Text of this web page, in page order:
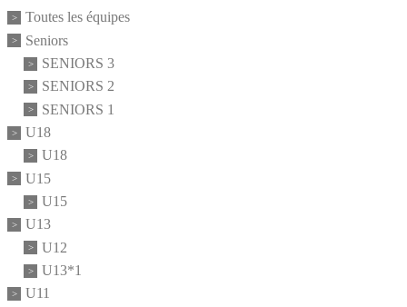
Toutes les équipes
Seniors
SENIORS 3
SENIORS 2
SENIORS 1
U18
U18
U15
U15
U13
U12
U13*1
U11